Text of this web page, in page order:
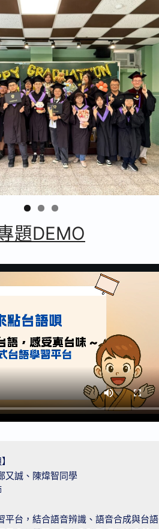
題DEMO
又誠、陳煒智同學
平台，結合語音辨識、語音合成與台語